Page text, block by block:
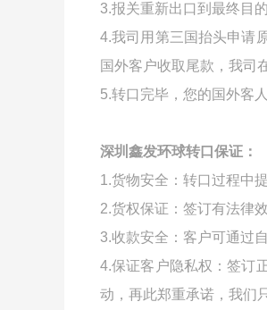
3.报关重新出口到最终目
4.我司用第三国抬头申请
国外客户收取尾款，我司
5.转口完毕，您的国外客
深圳鑫发环球转口保证：
1.货物安全：转口过程中
2.货权保证：签订有法律
3.收款安全：客户可通过
4.保证客户隐私权：签订
动，再此郑重承诺，我们